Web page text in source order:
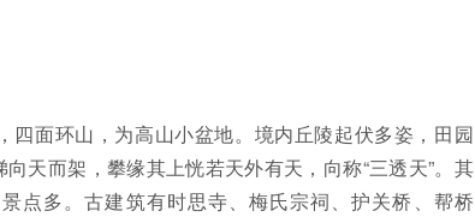
四面环山，为高山小盆地。境内丘陵起伏多姿，田园
天而架，攀缘其上恍若天外有天，向称“三透天”。其
点多。古建筑有时思寺、梅氏宗祠、护关桥、帮桥